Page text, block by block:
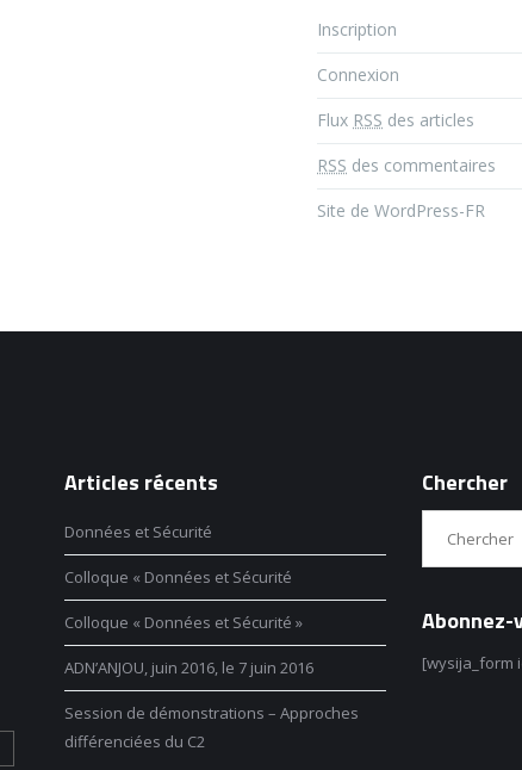
Inscription
Connexion
Flux RSS des articles
RSS des commentaires
Site de WordPress-FR
Articles récents
Données et Sécurité
Colloque « Données et Sécurité
Colloque « Données et Sécurité »
ADN’ANJOU, juin 2016, le 7 juin 2016
Session de démonstrations – Approches
différenciées du C2
Chercher
[wysija_form